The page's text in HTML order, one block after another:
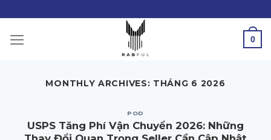
to
content
0
MONTHLY ARCHIVES: THÁNG 6 2026
POD
USPS Tăng Phí Vận Chuyển 2026: Những